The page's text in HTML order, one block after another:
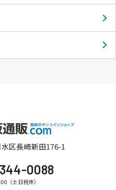
区長崎新田176-1
0088
（土日祝休）